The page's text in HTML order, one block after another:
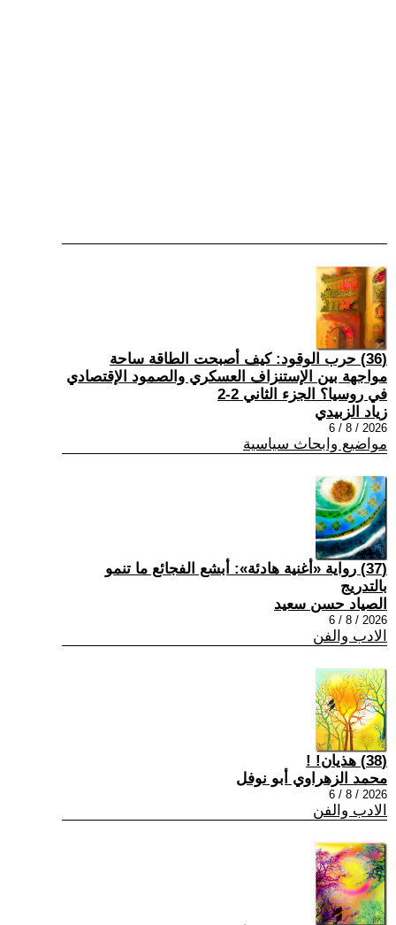
(36) حرب الوقود: كيف أصبحت الطاقة ساحة
مواجهة بين الإستنزاف العسكري والصمود الإقتصادي
في روسيا؟ الجزء الثاني 2-2
زياد الزبيدي
2026 / 8 / 6
مواضيع وابحاث سياسية
(37) رواية «أغنية هادئة»: أبشع الفجائع ما تنمو
بالتدريج
الصياد حسن سعيد
2026 / 8 / 6
الادب والفن
(38) هذيان! !
محمد الزهراوي أبو نوفل
2026 / 8 / 6
الادب والفن